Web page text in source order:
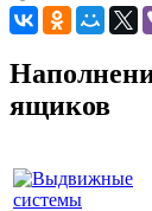
ящиков